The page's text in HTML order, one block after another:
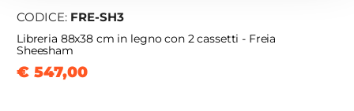
CODICE: FRE-SH3
Libreria 88x38 cm in legno con 2 cassetti - Freia
Sheesham
€ 547,00